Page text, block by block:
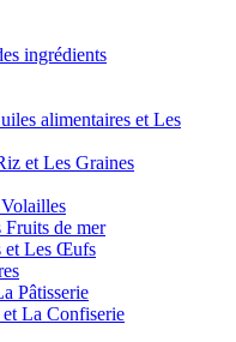
ingrédients
alimentaires et Les
et Les Graines
Fruits de mer
et Les Œufs
Pâtisserie
et La Confiserie